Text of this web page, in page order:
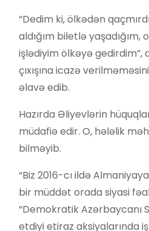
“Dedim ki, ölkədən
aldığım biletlə yaşadığım,
işlədiyim ölkəyə
çıxışına icazə
əlavə edib.
Hazırda Əliyevlərin
müdafiə edir. O, hələlik
bilməyib.
“Biz 2016-cı ildə
bir müddət orada siyasi
“Demokratik Azərbaycanı
etdiyi etiraz aksiyalarında